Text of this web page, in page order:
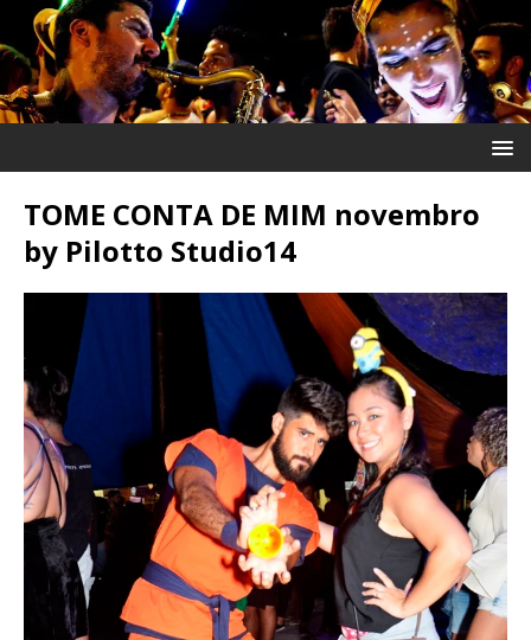
TOME CONTA DE MIM novembro
by Pilotto Studio14